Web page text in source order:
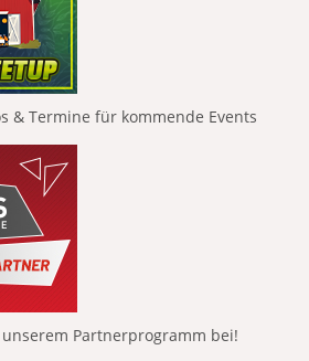
& Termine für kommende Events
Partnerprogramm bei!